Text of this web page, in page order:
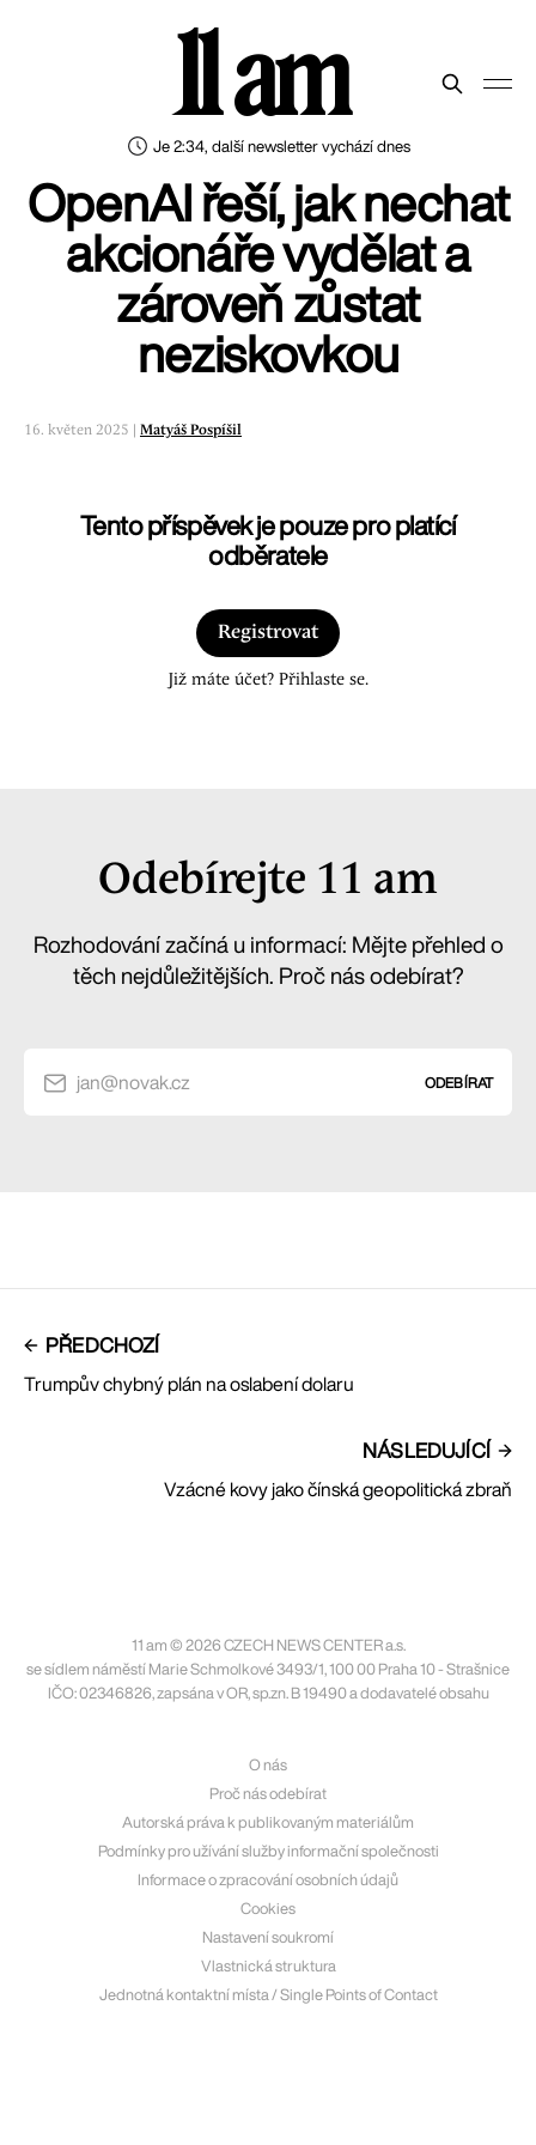
Je 2:34, další newsletter vychází dnes
11 am
OpenAI řeší, jak nechat
akcionáře vydělat a
zároveň zůstat
neziskovkou
16. květen 2025 | Matyáš Pospíšil
Tento příspěvek je pouze pro platící
odběratele
Registrovat
Již máte účet? Přihlaste se.
Odebírejte 11 am
Rozhodování začíná u informací: Mějte přehled o
těch nejdůležitějších. Proč nás odebírat?
jan@novak.cz ODEBÍRAT
PŘEDCHOZÍ
Trumpův chybný plán na oslabení dolaru
NÁSLEDUJÍCÍ
Vzácné kovy jako čínská geopolitická zbraň
11 am © 2026 CZECH NEWS CENTER a.s.
se sídlem náměstí Marie Schmolkové 3493/1, 100 00 Praha 10 - Strašnice
IČO: 02346826, zapsána v OR, sp.zn. B 19490 a dodavatelé obsahu
O nás
Proč nás odebírat
Autorská práva k publikovaným materiálům
Podmínky pro užívání služby informační společnosti
Informace o zpracování osobních údajů
Cookies
Nastavení soukromí
Vlastnická struktura
Jednotná kontaktní místa / Single Points of Contact